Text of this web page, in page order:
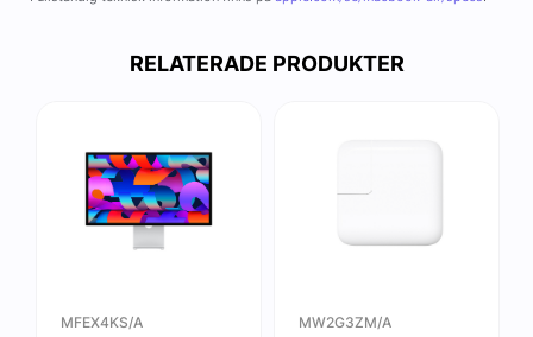
RELATERADE PRODUKTER
MFEX4KS/A MW2G3ZM/A